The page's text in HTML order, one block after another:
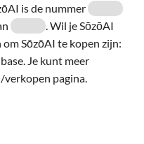
is de nummer
. Wil je SōzōAI
SōzōAI te kopen zijn:
Je kunt meer
verkopen pagina.